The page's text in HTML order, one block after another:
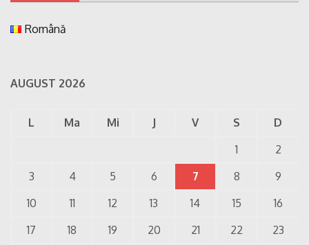
Română
AUGUST 2026
L Ma Mi J V S
D
1
2
3
4 5 6 7 8
9
10
11 12 13 14 15
16
17
18 19 20 21 22 23